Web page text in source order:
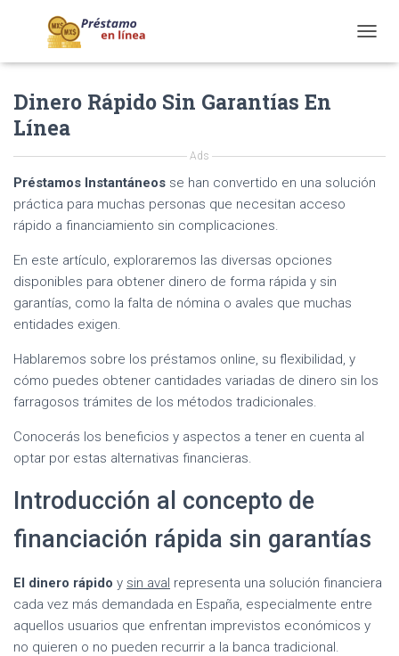
O
V
Dinero Rápido Sin Garantías En
Línea
Ads
Préstamos Instantáneos se han convertido en una solución
práctica para muchas personas que necesitan acceso
rápido a financiamiento sin complicaciones.
En este artículo, exploraremos las diversas opciones
disponibles para obtener dinero de forma rápida y sin
garantías, como la falta de nómina o avales que muchas
entidades exigen.
Hablaremos sobre los préstamos online, su flexibilidad, y
cómo puedes obtener cantidades variadas de dinero sin los
farragosos trámites de los métodos tradicionales.
Conocerás los beneficios y aspectos a tener en cuenta al
optar por estas alternativas financieras.
Introducción al concepto de
financiación rápida sin garantías
El dinero rápido y sin aval representa una solución financiera
cada vez más demandada en España, especialmente entre
aquellos usuarios que enfrentan imprevistos económicos y
no quieren o no pueden recurrir a la banca tradicional.